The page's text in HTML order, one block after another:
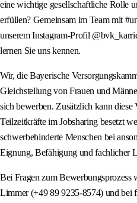
eine wichtige gesellschaftliche Rolle
erfüllen? Gemeinsam im Team mit
unserem Instagram-Profil
lernen Sie uns kennen.
Wir, die Bayerische
Gleichstellung von Frauen und
sich bewerben. Zusätzlich kann
Teilzeitkräfte im Jobsharing besetzt
schwerbehinderte Menschen bei
Eignung, Befähigung und fachlicher
Bei Fragen zum Bewerbungsprozess
Limmer (+49 89 9235-8574) und bei